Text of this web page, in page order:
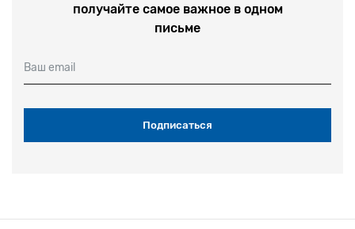
получайте самое важное в одном
письме
Ваш email